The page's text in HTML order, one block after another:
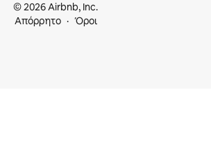
© 2026 Airbnb, Inc.
Απόρρητο
Όροι